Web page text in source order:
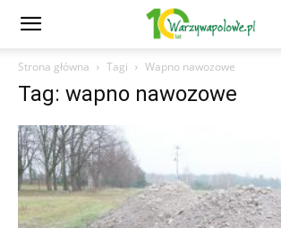
Strona główna Tagi Wapno nawozowe
Tag: wapno nawozowe